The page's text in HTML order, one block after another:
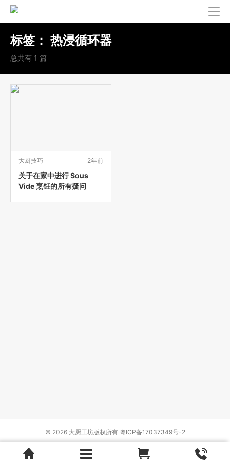
标签： 热浸循环器
总共有 1 篇
大厨技巧 2年前
关于在家中进行 Sous
Vide 烹饪的所有疑问
© 2026 大厨工坊版权所有 粤ICP备17037349号-2